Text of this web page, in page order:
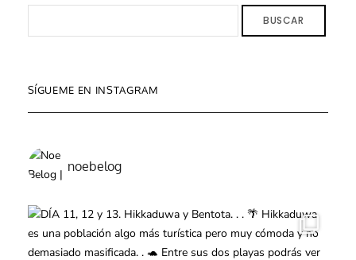
BUSCAR
SÍGUEME EN INSTAGRAM
noebelog